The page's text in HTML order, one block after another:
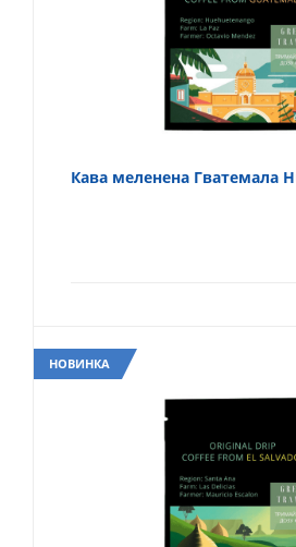
Кава меленена Гватемала
НОВИНКА